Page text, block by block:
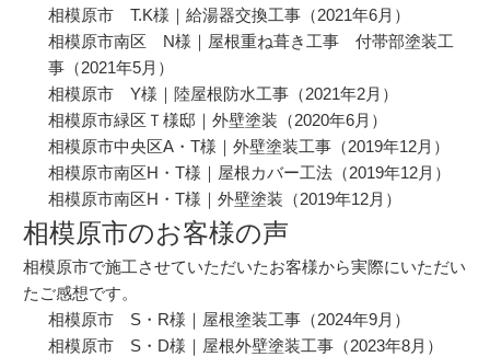
相模原市 T.K様｜給湯器交換工事 （2021年6月）
相模原市南区 N様｜屋根重ね葺き工事 付帯部塗装工
事 （2021年5月）
相模原市 Y様｜陸屋根防水工事 （2021年2月）
相模原市緑区Ｔ様邸｜外壁塗装 （2020年6月）
相模原市中央区A・T様｜外壁塗装工事 （2019年12月）
相模原市南区H・T様｜屋根カバー工法 （2019年12月）
相模原市南区H・T様｜外壁塗装 （2019年12月）
相模原市のお客様の声
相模原市で施工させていただいたお客様から実際にいただい
たご感想です。
相模原市 S・R様｜屋根塗装工事 （2024年9月）
相模原市 S・D様｜屋根外壁塗装工事 （2023年8月）